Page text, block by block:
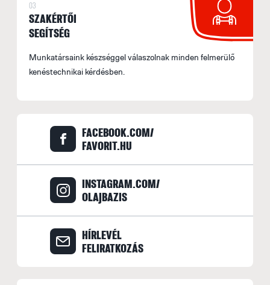
03
SZAKÉRTŐI
SEGÍTSÉG
Munkatársaink készséggel válaszolnak minden felmerülő
kenéstechnikai kérdésben.
FACEBOOK.COM/
FAVORIT.HU
INSTAGRAM.COM/
OLAJBAZIS
HÍRLEVÉL
FELIRATKOZÁS